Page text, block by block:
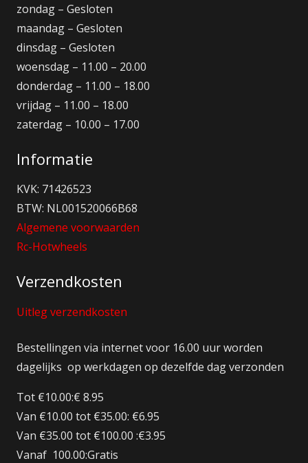
zondag – Gesloten
maandag – Gesloten
dinsdag – Gesloten
woensdag – 11.00 – 20.00
donderdag – 11.00 – 18.00
vrijdag – 11.00 – 18.00
zaterdag – 10.00 – 17.00
Informatie
KVK: 71426523
BTW: NL001520066B68
Algemene voorwaarden
Rc-Hotwheels
Verzendkosten
Uitleg verzendkosten
Bestellingen via internet voor 16.00 uur worden
dagelijks op werkdagen op dezelfde dag verzonden
Tot €10.00:€ 8.95
Van €10.00 tot €35.00: €6.95
Van €35.00 tot €100.00 :€3.95
Vanaf 100.00:Gratis